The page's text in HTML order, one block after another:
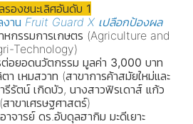
รองชนะเลิศอันดับ 1
าน Fruit Guard X เปลือกป้องผล
หกรรมการเกษตร (Agriculture and
Technology)
อยอดนวัตกรรม มูลค่า 3,000 บาท
า เหมสวาท (สาขาการค้าสมัยใหม่และ
รีรัตน์ เกิดบัว, นางสาวฟิรเดาส์ แก้ว
าขาเศรษฐศาสตร์)
อาจารย์ ดร.อับดุลฮากิม มะดีเยาะ